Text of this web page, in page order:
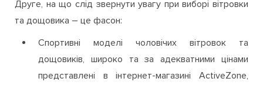
Друге, на що слід звернути увагу при виборі вітровки
та дощовика – це фасон:
Спортивні моделі чоловічих вітровок та
дощовиків, широко та за адекватними цінами
представлені в інтернет-магазині ActiveZone,